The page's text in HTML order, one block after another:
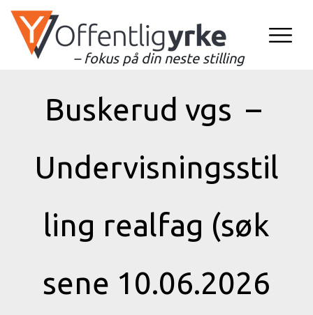
– fokus på din neste stilling
Buskerud vgs –
Undervisningsstil
ling realfag (søk
sene 10.06.2026